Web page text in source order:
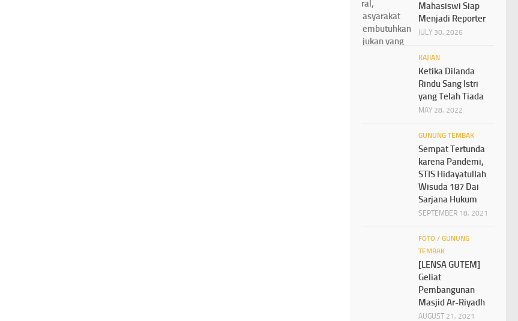
Mahasiswi Siap
Menjadi Reporter
JULY 30, 2026
KAJIAN
Ketika Dilanda
Rindu Sang Istri
yang Telah Tiada
MAY 28, 2022
GUNUNG TEMBAK
Sempat Tertunda
karena Pandemi,
STIS Hidayatullah
Wisuda 187 Dai
Sarjana Hukum
SEPTEMBER 18, 2021
FOTO / GUNUNG
TEMBAK
[LENSA GUTEM]
Geliat
Pembangunan
Masjid Ar-Riyadh
AUGUST 21, 2021